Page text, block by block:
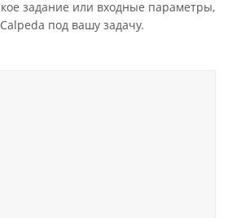
задание или входные параметры,
под вашу задачу.